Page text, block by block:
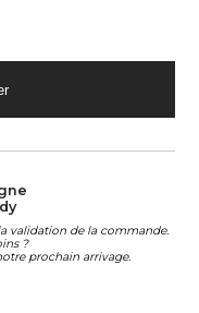
validation de la commande.
?
prochain arrivage.